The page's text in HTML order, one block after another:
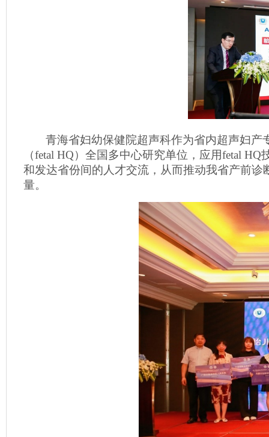
青海省妇幼保健院超声科作为省内超声妇
（fetal HQ）全国多中心研究单位，应用fetal HQ
和发达省份间的人才交流，从而推动我省产前
量。